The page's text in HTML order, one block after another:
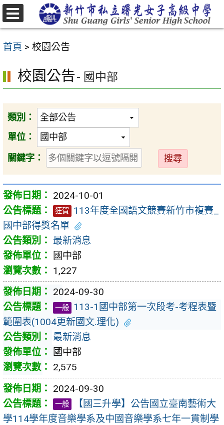
跳
至
要
容
首頁 > 校園公告
校園公告- 國中部
類別：
單位：
關鍵字：
送
出
2024-10-01
狂賀
113年度全國語文競賽新竹市複賽_
國中部得獎名單
最新消息
國中部
1,227
2024-09-30
一般 113-1國中部第一次段考-考程表暨
範圍表(1004更新國文.理化)
最新消息
國中部
2,575
2024-09-30
一般
【國三升學】公告國立臺南藝術大
學114學年度音樂學系及中國音樂學系七年一貫制學
選
單